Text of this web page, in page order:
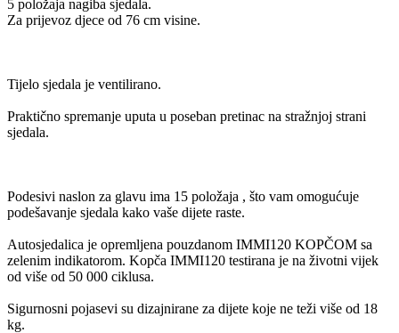
5 položaja nagiba sjedala.
Za prijevoz djece od 76 cm visine.
Tijelo sjedala je ventilirano.
Praktično spremanje uputa u poseban pretinac na stražnjoj strani
sjedala.
Podesivi naslon za glavu ima 15 položaja , što vam omogućuje
podešavanje sjedala kako vaše dijete raste.
Autosjedalica je opremljena pouzdanom IMMI120 KOPČOM sa
zelenim indikatorom. Kopča IMMI120 testirana je na životni vijek
od više od 50 000 ciklusa.
Sigurnosni pojasevi su dizajnirane za dijete koje ne teži više od 18
kg.